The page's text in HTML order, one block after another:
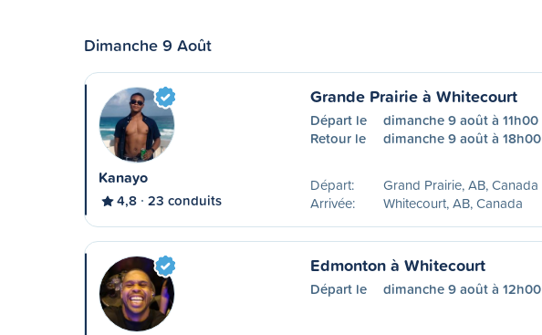
Dimanche 9 Août
Kanayo
4,8 23 conduits
Grande Prairie à Whitecourt
Départ le
dimanche 9 août à 11h00
Retour le
dimanche 9 août à 18h00
Départ:
Grand Prairie, AB, Canada
Arrivée:
Whitecourt, AB, Canada
Edmonton à Whitecourt
Départ le dimanche 9 août à 12h00